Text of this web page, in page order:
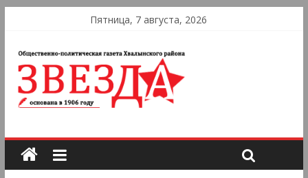
Пятница, 7 августа, 2026